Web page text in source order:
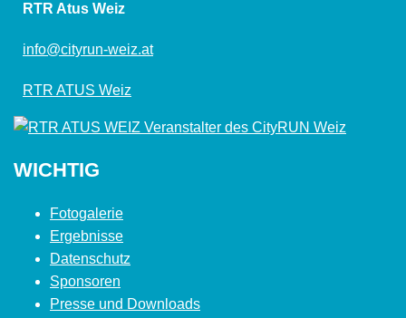
RTR Atus Weiz
info@cityrun-weiz.at
RTR ATUS Weiz
WICHTIG
Fotogalerie
Ergebnisse
Datenschutz
Sponsoren
Presse und Downloads